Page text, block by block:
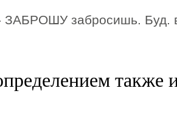
ЗАБРОШУ забросишь. Буд.
также